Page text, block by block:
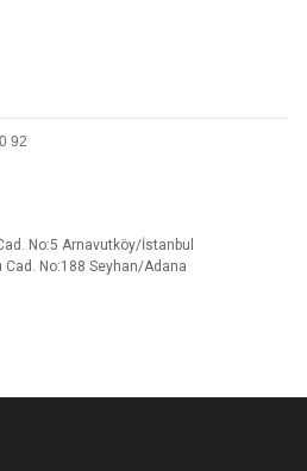
92
No:5 Arnavutköy/İstanbul
Cad. No:188 Seyhan/Adana